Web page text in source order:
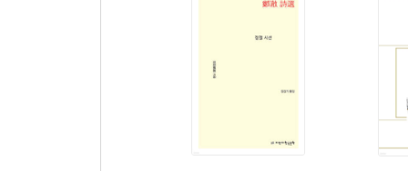
108명의 우두머리 송강은 동료 장군들을 희생시
송강은 자신이 탐관오리에 대항한 것이지 황제
그로 인해 무능한 황제이자 부패와 타락의 주범
의도와 태도를 갖는지 불명확하기 때문에, 그는